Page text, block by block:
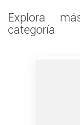
Explora
categoría